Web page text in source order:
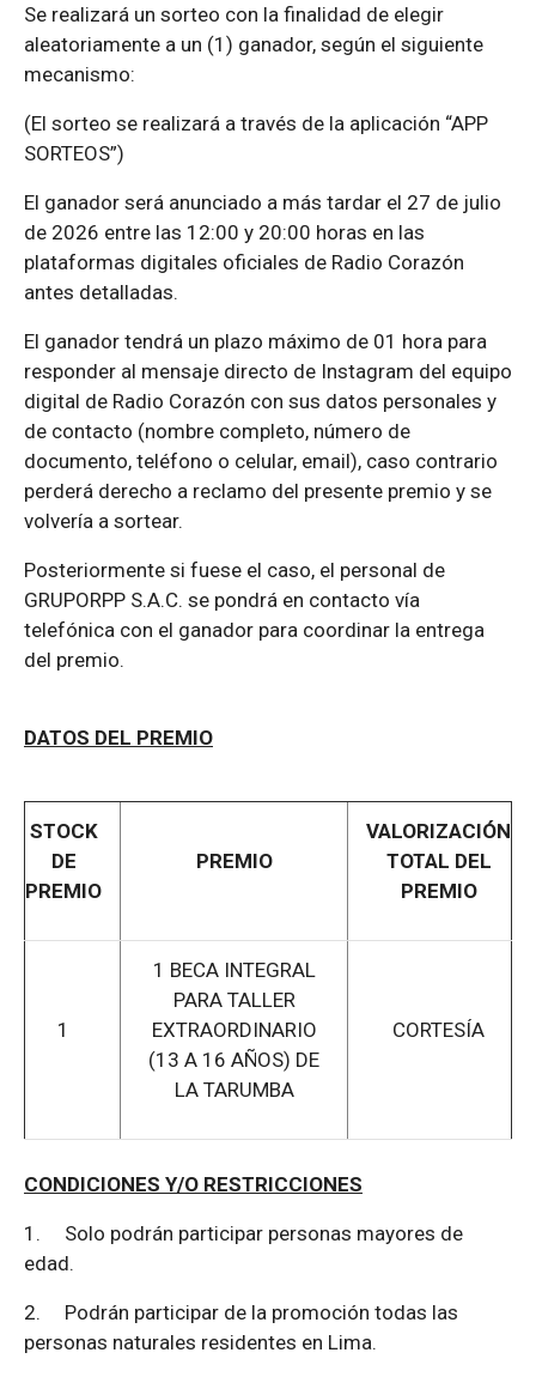
Se realizará un sorteo con la finalidad de elegir
aleatoriamente a un (1) ganador, según el siguiente
mecanismo:
(El sorteo se realizará a través de la aplicación “APP
SORTEOS”)
El ganador será anunciado a más tardar el 27 de julio
de 2026 entre las 12:00 y 20:00 horas en las
plataformas digitales oficiales de Radio Corazón
antes detalladas.
El ganador tendrá un plazo máximo de 01 hora para
responder al mensaje directo de Instagram del equipo
digital de Radio Corazón con sus datos personales y
de contacto (nombre completo, número de
documento, teléfono o celular, email), caso contrario
perderá derecho a reclamo del presente premio y se
volvería a sortear.
Posteriormente si fuese el caso, el personal de
GRUPORPP S.A.C. se pondrá en contacto vía
telefónica con el ganador para coordinar la entrega
del premio.
DATOS DEL PREMIO
STOCK
DE
PREMIO
PREMIO
VALORIZACIÓN
TOTAL DEL
PREMIO
1
1 BECA INTEGRAL
PARA TALLER
EXTRAORDINARIO
(13 A 16 AÑOS) DE
LA TARUMBA
CORTESÍA
CONDICIONES Y/O RESTRICCIONES
1. Solo podrán participar personas mayores de
edad.
2. Podrán participar de la promoción todas las
personas naturales residentes en Lima.